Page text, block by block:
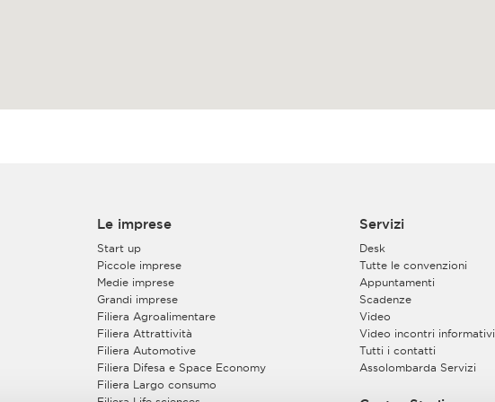
Le imprese
Start up
Piccole imprese
Medie imprese
Grandi imprese
Filiera Agroalimentare
Filiera Attrattività
Filiera Automotive
Filiera Difesa e Space Economy
Filiera Largo consumo
Servizi
Desk
Tutte le convenzioni
Appuntamenti
Scadenze
Video
Video incontri informativi
Tutti i contatti
Assolombarda Servizi